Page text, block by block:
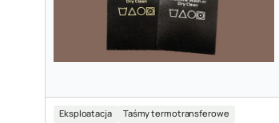
Eksploatacja Taśmy termotransferowe